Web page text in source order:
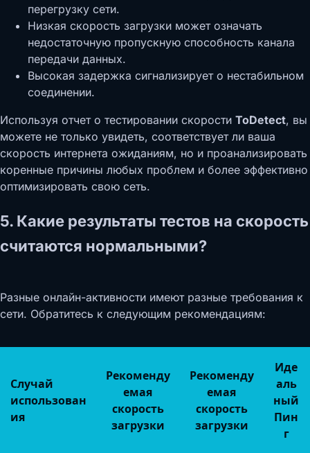
перегрузку сети.
Низкая скорость загрузки может означать
недостаточную пропускную способность канала
передачи данных.
Высокая задержка сигнализирует о нестабильном
соединении.
Используя отчет о тестировании скорости ToDetect, вы
можете не только увидеть, соответствует ли ваша
скорость интернета ожиданиям, но и проанализировать
коренные причины любых проблем и более эффективно
оптимизировать свою сеть.
5. Какие результаты тестов на скорость
считаются нормальными?
Разные онлайн-активности имеют разные требования к
сети. Обратитесь к следующим рекомендациям:
Случай
использован
ия
Рекоменду
емая
скорость
загрузки
Рекоменду
емая
скорость
загрузки
Иде
аль
ный
Пин
г